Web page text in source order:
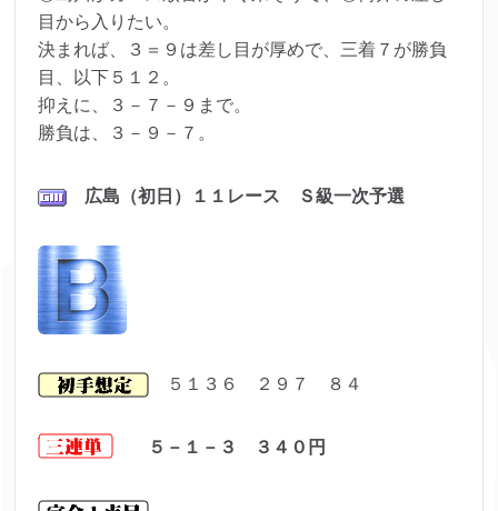
目から入りたい。
決まれば、３＝９は差し目が厚めで、三着７が勝負
目、以下５１２。
抑えに、３－７－９まで。
勝負は、３－９－７。
広島（初日）１１レース Ｓ級一次予選
５１３６ ２９７ ８４
５－１－３ ３４０円